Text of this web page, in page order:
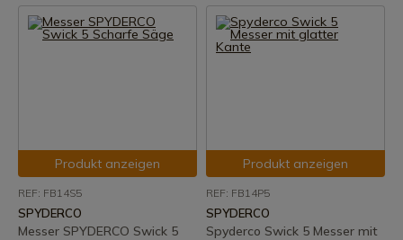
Produkt anzeigen
REF: FB14S5
SPYDERCO
Messer SPYDERCO Swick 5
Produkt anzeigen
REF: FB14P5
SPYDERCO
Spyderco Swick 5 Messer mit